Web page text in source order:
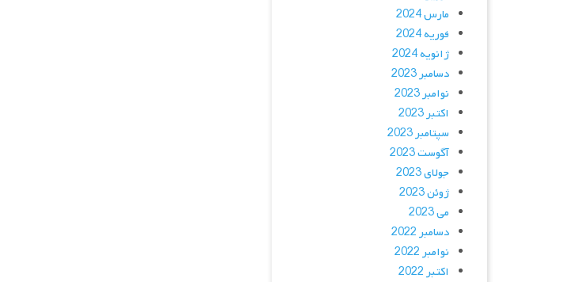
مارس 2024
فوریه 2024
ژانویه 2024
دسامبر 2023
نوامبر 2023
اکتبر 2023
سپتامبر 2023
آگوست 2023
جولای 2023
ژوئن 2023
می 2023
دسامبر 2022
نوامبر 2022
اکتبر 2022